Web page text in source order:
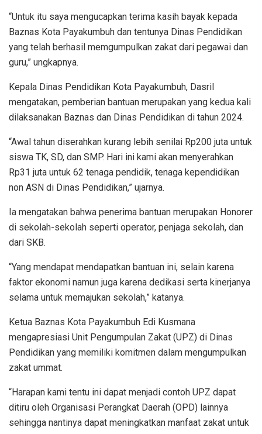
“Untuk itu saya mengucapkan terima kasih bayak kepada
Baznas Kota Payakumbuh dan tentunya Dinas Pendidikan
yang telah berhasil memgumpulkan zakat dari pegawai dan
guru,” ungkapnya.
Kepala Dinas Pendidikan Kota Payakumbuh, Dasril
mengatakan, pemberian bantuan merupakan yang kedua kali
dilaksanakan Baznas dan Dinas Pendidikan di tahun 2024.
“Awal tahun diserahkan kurang lebih senilai Rp200 juta untuk
siswa TK, SD, dan SMP. Hari ini kami akan menyerahkan
Rp31 juta untuk 62 tenaga pendidik, tenaga kependidikan
non ASN di Dinas Pendidikan,” ujarnya.
Ia mengatakan bahwa penerima bantuan merupakan Honorer
di sekolah-sekolah seperti operator, penjaga sekolah, dan
dari SKB.
“Yang mendapat mendapatkan bantuan ini, selain karena
faktor ekonomi namun juga karena dedikasi serta kinerjanya
selama untuk memajukan sekolah,” katanya.
Ketua Baznas Kota Payakumbuh Edi Kusmana
mengapresiasi Unit Pengumpulan Zakat (UPZ) di Dinas
Pendidikan yang memiliki komitmen dalam mengumpulkan
zakat ummat.
“Harapan kami tentu ini dapat menjadi contoh UPZ dapat
ditiru oleh Organisasi Perangkat Daerah (OPD) lainnya
sehingga nantinya dapat meningkatkan manfaat zakat untuk